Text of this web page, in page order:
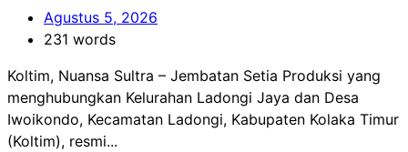
Agustus 5, 2026
231 words
Koltim, Nuansa Sultra – Jembatan Setia Produksi yang
menghubungkan Kelurahan Ladongi Jaya dan Desa
Iwoikondo, Kecamatan Ladongi, Kabupaten Kolaka Timur
(Koltim), resmi...